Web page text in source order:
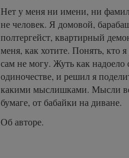
Нет у меня ни имени, ни
не человек. Я домовой,
полтергейст, квартирный
меня, как хотите. Понять, кто я
сам не могу. Жуть как надоело
одиночестве, и решил я
какими мыслишками. Мысли
бумаге, от бабайки на диване.
Об авторе.